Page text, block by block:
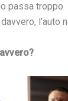
passa troppo
l’auto